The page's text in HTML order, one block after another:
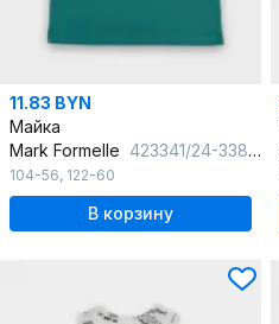
11.83 BYN
Майка
Mark Formelle 423341/24-33878Ц-5 малахит
104-56, 122-60
В корзину